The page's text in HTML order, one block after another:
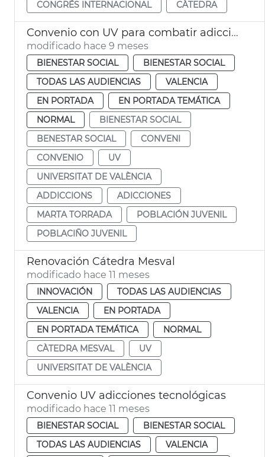
CONGRÉS INTERNACIONAL
CÀTEDRA
Convenio con UV para combatir adicciones en jóvenes
modificado hace 9 meses
BIENESTAR SOCIAL
BIENESTAR SOCIAL
TODAS LAS AUDIENCIAS
VALENCIA
EN PORTADA
EN PORTADA TEMÁTICA
NORMAL
BIENESTAR SOCIAL
BENESTAR SOCIAL
CONVENI
CONVENIO
UV
UNIVERSITAT DE VALÈNCIA
ADDICCIONS
ADICCIONES
MARTA TORRADA
POBLACIÓN JUVENIL
POBLACIÑO JUVENIL
Renovación Cátedra Mesval
modificado hace 11 meses
INNOVACIÓN
TODAS LAS AUDIENCIAS
VALENCIA
EN PORTADA
EN PORTADA TEMÁTICA
NORMAL
CÀTEDRA MESVAL
UV
UNIVERSITAT DE VALÈNCIA
Convenio UV adicciones tecnológicas
modificado hace 11 meses
BIENESTAR SOCIAL
BIENESTAR SOCIAL
TODAS LAS AUDIENCIAS
VALENCIA